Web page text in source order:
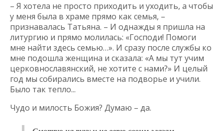
– Я хотела не просто приходить и уходить, а чтобы
у меня была в храме прямо как семья, –
признавалась Татьяна. – И однажды я пришла на
литургию и прямо молилась: «Господи! Помоги
мне найти здесь семью…». И сразу после службы ко
мне подошла женщина и сказала: «А мы тут учим
церковнославянский, не хотите с нами?» И целый
год мы собирались вместе на подворье и учили.
Было так тепло...
Чудо и милость Божия? Думаю – да.